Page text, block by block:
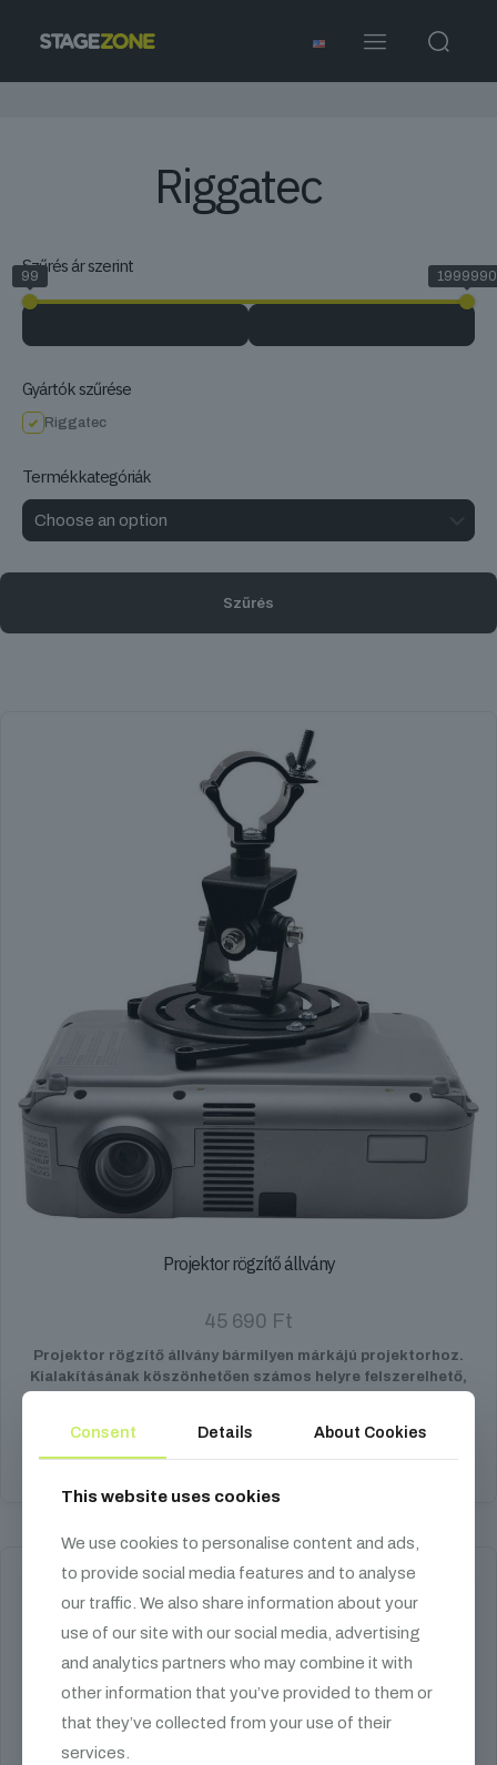
Riggatec
Szűrés ár szerint
99 1999990
Gyártók szűrése
Riggatec
Termékkategóriák
Szűrés
Projektor rögzítő állvány
45 690 Ft
Projektor rögzítő állvány bármilyen márkájú projektorhoz.
Kialakításának köszönhetően számos helyre felszerelhető,
Consent Details About Cookies
This website uses cookies
We use cookies to personalise content and ads,
to provide social media features and to analyse
our traffic. We also share information about your
use of our site with our social media, advertising
and analytics partners who may combine it with
other information that you’ve provided to them or
that they’ve collected from your use of their
services.